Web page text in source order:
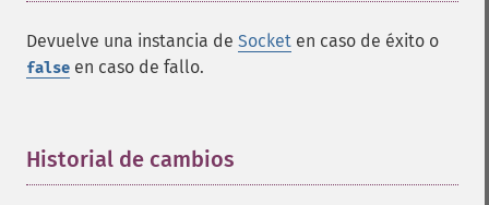
Devuelve una instancia de Socket en caso de éxito o
false en caso de fallo.
Historial de cambios